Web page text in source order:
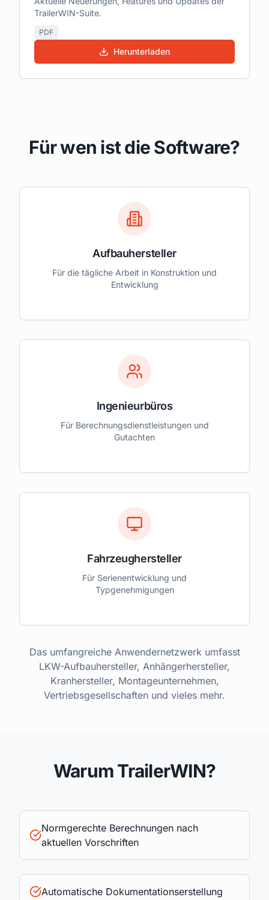
TrailerWIN-Suite.
PDF
Herunterladen
Für wen ist die Software?
Aufbauhersteller
Für die tägliche Arbeit in Konstruktion und
Entwicklung
Ingenieurbüros
Für Berechnungsdienstleistungen und
Gutachten
Fahrzeughersteller
Für Serienentwicklung und
Typgenehmigungen
Das umfangreiche Anwendernetzwerk umfasst
LKW-Aufbauhersteller, Anhängerhersteller,
Kranhersteller, Montageunternehmen,
Vertriebsgesellschaften und vieles mehr.
Warum TrailerWIN?
Normgerechte Berechnungen nach
aktuellen Vorschriften
Automatische Dokumentationserstellung